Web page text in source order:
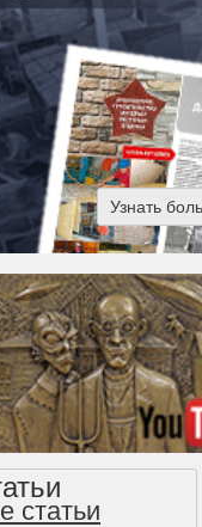
Узнать
Американская готика -
прочтение методом
статьи